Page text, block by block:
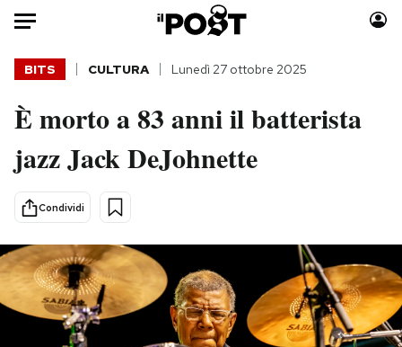
Auto
Italia
Mondo
Politica
Tecnologia
Internet
Scienza
Cultura
Economia
Moda
Media
Europa
Altrecose
BITS CULTURA Lunedì 27 ottobre 2025
È morto a 83 anni il batterista
jazz Jack DeJohnette
Condividi